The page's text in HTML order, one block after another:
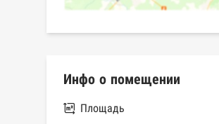
Инфо о помещении
Площадь